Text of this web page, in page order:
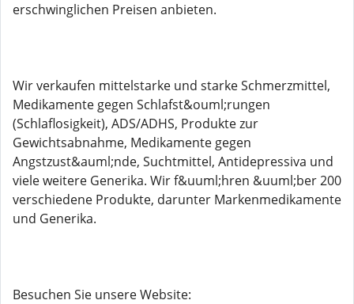
erschwinglichen Preisen anbieten.
Wir verkaufen mittelstarke und starke Schmerzmittel,
Medikamente gegen Schlafst&ouml;rungen
(Schlaflosigkeit), ADS/ADHS, Produkte zur
Gewichtsabnahme, Medikamente gegen
Angstzust&auml;nde, Suchtmittel, Antidepressiva und
viele weitere Generika. Wir f&uuml;hren &uuml;ber 200
verschiedene Produkte, darunter Markenmedikamente
und Generika.
Besuchen Sie unsere Website: